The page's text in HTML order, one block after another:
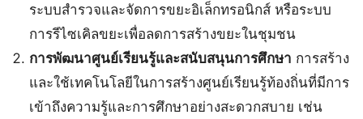
ระบบสำรวจและจัดการขยะอิเล็กทรอนิกส์ หรือระบบ
การรีไซเคิลขยะเพื่อลดการสร้างขยะในชุมชน
การพัฒนาศูนย์เรียนรู้และสนับสนุนการศึกษา การสร้าง
และใช้เทคโนโลยีในการสร้างศูนย์เรียนรู้ท้องถิ่นที่มีการ
เข้าถึงความรู้และการศึกษาอย่างสะดวกสบาย เช่น